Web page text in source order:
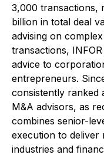
3,000 transactions,
billion in total deal
advising on
transactions,
advice to
entrepreneurs.
consistently ranked
M&A advisors, as
combines senior-
execution to deliver
industries and